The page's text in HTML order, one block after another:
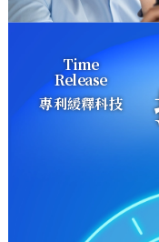
Time
Release
專利緩釋科技